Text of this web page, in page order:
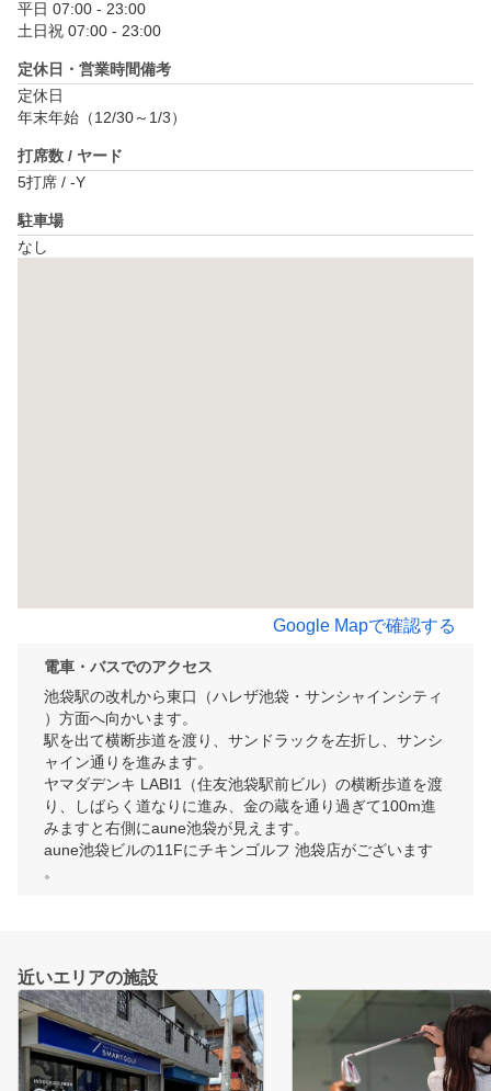
平日 07:00 - 23:00
土日祝 07:00 - 23:00
定休日・営業時間備考
定休日
年末年始（12/30～1/3）
打席数 / ヤード
5打席 / -Y
駐車場
なし
Google Mapで確認する
電車・バスでのアクセス
池袋駅の改札から東口（ハレザ池袋・サンシャインシティ
）方面へ向かいます。
駅を出て横断歩道を渡り、サンドラックを左折し、サンシ
ャイン通りを進みます。
ヤマダデンキ LABI1（住友池袋駅前ビル）の横断歩道を渡
り、しばらく道なりに進み、金の蔵を通り過ぎて100m進
みますと右側にaune池袋が見えます。
aune池袋ビルの11Fにチキンゴルフ 池袋店がございます
。
近いエリアの施設